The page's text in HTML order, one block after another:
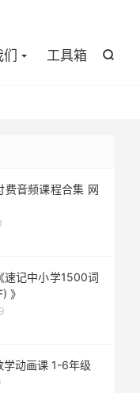

工具箱
费音频课程合集 网
速记中小学1500词
》
学动画课 1-6年级